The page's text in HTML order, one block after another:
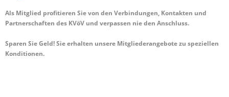
Als Mitglied profitieren Sie von den Verbindungen, Kontakten und
Partnerschaften des KVöV und verpassen nie den Anschluss.
Sparen Sie Geld! Sie erhalten unsere Mitgliederangebote zu speziellen
Konditionen.